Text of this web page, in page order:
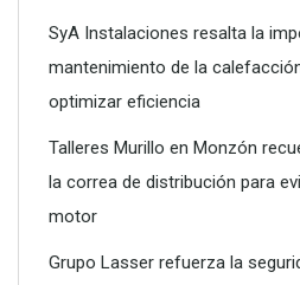
SyA Instalaciones resalta la
mantenimiento de la
optimizar eficiencia
Talleres Murillo en Monzón
la correa de distribución para
motor
Grupo Lasser refuerza la